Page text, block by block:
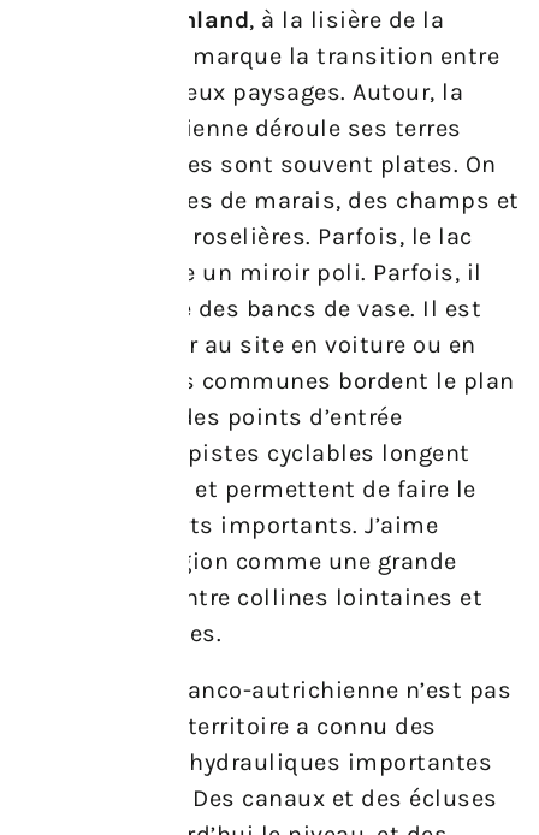
Burgenland, à la lisière de la
, le lac marque la transition entre
deux pays et deux paysages. Autour, la
plaine pannonienne déroule ses terres
basses. Les rives sont souvent plates. On
trouve des zones de marais, des champs et
des bandes de roselières. Parfois, le lac
s’étend comme un miroir poli. Parfois, il
recule et révèle des bancs de vase. Il est
facile d’accéder au site en voiture ou en
train. Plusieurs communes bordent le plan
d’eau, offrant des points d’entrée
pratiques. Les pistes cyclables longent
souvent la rive et permettent de faire le
tour sans efforts importants. J’aime
imaginer la région comme une grande
nappe posée entre collines lointaines et
plaines cultivées.
La proximité franco-autrichienne n’est pas
un hasard : ce territoire a connu des
modifications hydrauliques importantes
au XIXe siècle. Des canaux et des écluses